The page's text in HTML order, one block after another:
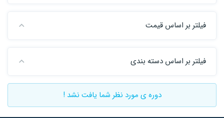
فیلتر بر اساس قیمت
فیلتر بر اساس دسته بندی
دوره ی مورد نظر شما یافت نشد !